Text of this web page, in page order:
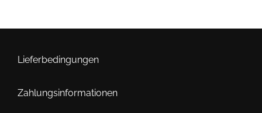
Lieferbedingungen
Zahlungsinformationen